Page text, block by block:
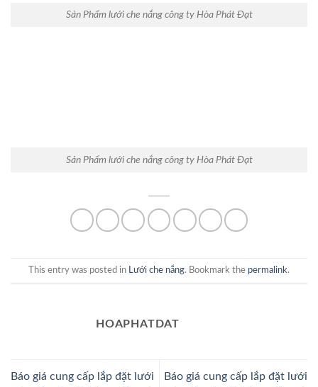
Sản Phẩm lưới che nắng công ty Hòa Phát Đạt
Sản Phẩm lưới che nắng công ty Hòa Phát Đạt
This entry was posted in Lưới che nắng. Bookmark the permalink.
HOAPHATDAT
Báo giá cung cấp lắp đặt lưới
Báo giá cung cấp lắp đặt lưới